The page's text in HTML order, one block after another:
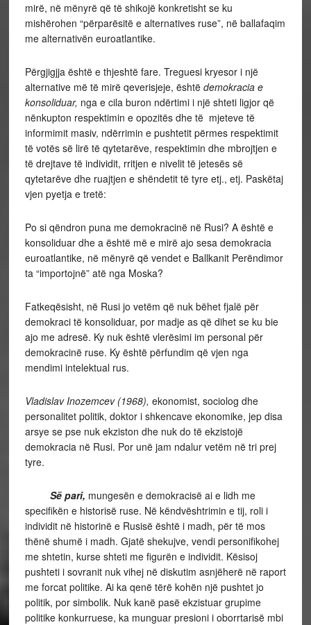
mirë, në mënyrë që të shikojë konkretisht se ku
mishërohen “përparësitë e alternatives ruse”, në ballafaqim
me alternativën euroatlantike.
Përgjigjja është e thjeshtë fare. Treguesi kryesor i një
alternative më të mirë qeverisjeje, është demokracia e
konsoliduar, nga e cila buron ndërtimi i një shteti ligjor që
nënkupton respektimin e opozitës dhe të mjeteve të
informimit masiv, ndërrimin e pushtetit përmes respektimit
të votës së lirë të qytetarëve, respektimin dhe mbrojtjen e
të drejtave të individit, rritjen e nivelit të jetesës së
qytetarëve dhe ruajtjen e shëndetit të tyre etj., etj. Paskëtaj
vjen pyetja e tretë:
Po si qëndron puna me demokracinë në Rusi? A është e
konsoliduar dhe a është më e mirë ajo sesa demokracia
euroatlantike, në mënyrë që vendet e Ballkanit Perëndimor
ta “importojnë” atë nga Moska?
Fatkeqësisht, në Rusi jo vetëm që nuk bëhet fjalë për
demokraci të konsoliduar, por madje as që dihet se ku bie
ajo me adresë. Ky nuk është vlerësimi im personal për
demokracinë ruse. Ky është përfundim që vjen nga
mendimi intelektual rus.
Vladislav Inozemcev (1968), ekonomist, sociolog dhe
personalitet politik, doktor i shkencave ekonomike, jep disa
arsye se pse nuk ekziston dhe nuk do të ekzistojë
demokracia në Rusi. Por unë jam ndalur vetëm në tri prej
tyre.
Së pari, mungesën e demokracisë ai e lidh me
specifikën e historisë ruse. Në këndvështrimin e tij, roli i
individit në historinë e Rusisë është i madh, për të mos
thënë shumë i madh. Gjatë shekujve, vendi personifikohej
me shtetin, kurse shteti me figurën e individit. Kësisoj
pushteti i sovranit nuk vihej në diskutim asnjëherë në raport
me forcat politike. Ai ka qenë tërë kohën një pushtet jo
politik, por simbolik. Nuk kanë pasë ekzistuar grupime
politike konkurruese, ka munguar presioni i oborrtarisë mbi